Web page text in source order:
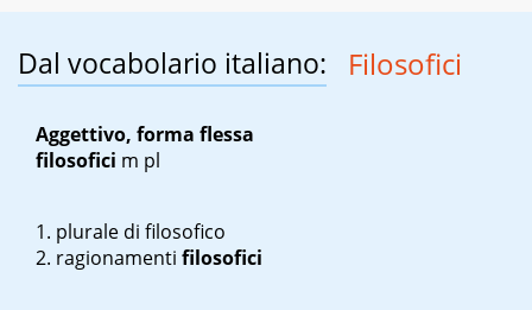
Dal vocabolario italiano: Filosofici
Aggettivo, forma flessa
filosofici m pl
plurale di filosofico
ragionamenti filosofici